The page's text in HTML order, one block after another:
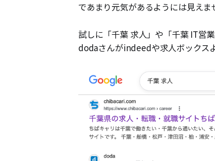
であまり元気があるようには見えま
試しに「千葉 求人」や「千葉 IT営
dodaさんがindeedや求人ボックス